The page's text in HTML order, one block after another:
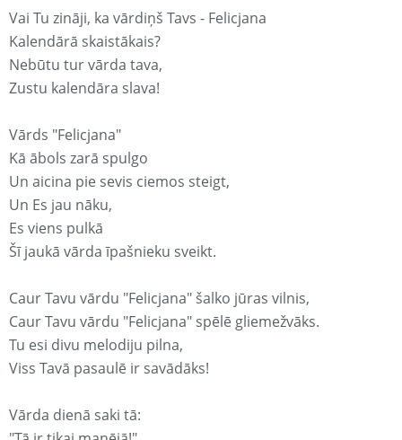
Vai Tu zināji, ka vārdiņš Tavs - Felicjana
Kalendārā skaistākais?
Nebūtu tur vārda tava,
Zustu kalendāra slava!
Vārds "Felicjana"
Kā ābols zarā spulgo
Un aicina pie sevis ciemos steigt,
Un Es jau nāku,
Es viens pulkā
Šī jaukā vārda īpašnieku sveikt.
Caur Tavu vārdu "Felicjana" šalko jūras vilnis,
Caur Tavu vārdu "Felicjana" spēlē gliemežvāks.
Tu esi divu melodiju pilna,
Viss Tavā pasaulē ir savādāks!
Vārda dienā saki tā: